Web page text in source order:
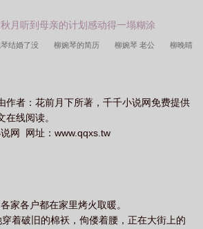
月听到母亲的计划感动得一塌糊涂
结婚了没 柳婉琴的简历 柳婉琴 老公 柳晚晴
柳婉琴的丈夫 柳婉晴陆建萍结局如何
作者：花前月下所著，千千小说网免费提供
线阅读。
网 网址：www.qqxs.tw
家各户都在家里烤火取暖。
着破旧的棉袄，佝偻着腰，正在大街上的